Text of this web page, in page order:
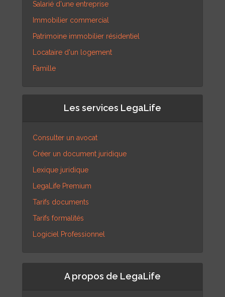
Salarié d'une entreprise
Immobilier commercial
Patrimoine immobilier résidentiel
Locataire d'un logement
Famille
Les services LegaLife
Consulter un avocat
Créer un document juridique
Lexique juridique
LegaLife Premium
Tarifs documents
Tarifs formalités
Logiciel Professionnel
A propos de LegaLife